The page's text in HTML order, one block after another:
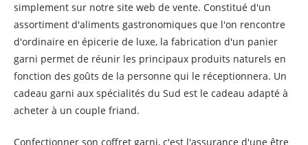
simplement sur notre site web de vente. Constitué d'un
assortiment d'aliments gastronomiques que l'on rencontre
d'ordinaire en épicerie de luxe, la fabrication d'un panier
garni permet de réunir les principaux produits naturels en
fonction des goûts de la personne qui le réceptionnera. Un
cadeau garni aux spécialités du Sud est le cadeau adapté à
acheter à un couple friand.
Confectionner son coffret garni, c'est l'assurance d'une être